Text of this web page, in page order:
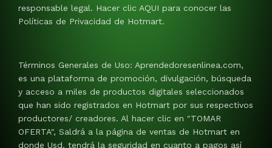
responsable legal. Hacer clic AQUI para conocer las
Políticas de Privacidad de Hotmart.
Términos Generales de Uso: Aprendedoresenlinea.com,
es una plataforma de promoción, divulgación, búsqueda
y acceso a miles de productos digitales seleccionados
que han sido registrados en Hotmart por sus respectivos
productores/ creadores. Al hacer clic en "TOMAR
OFERTA", Saldrá a la página de ventas de Hotmart en
donde Usd. tendrá la seguridad en cuanto a pagos así